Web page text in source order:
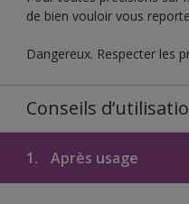
de bien vouloir vous
Dangereux. Respecter les
Conseils
1. Après usage